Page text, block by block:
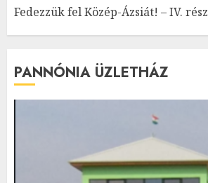
Fedezzük fel Közép-Ázsiát! – IV. rész
PANNÓNIA ÜZLETHÁZ